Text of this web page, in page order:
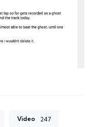
Video 247